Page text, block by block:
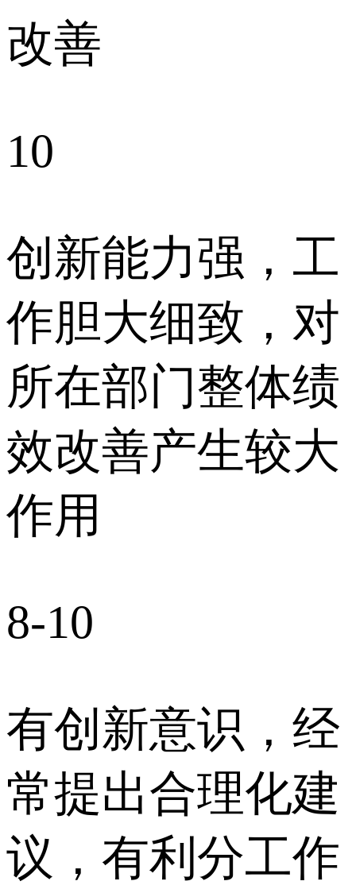
改善
10
创新能力强，工
作胆大细致，对
所在部门整体绩
效改善产生较大
作用
8-10
有创新意识，经
常提出合理化建
议，有利分工作